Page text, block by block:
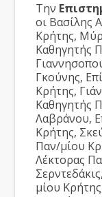
Την
οι Βασίλης
Κρήτης,
Καθηγητής
Γκούνης,
Κρήτης,
Καθηγητής
Λαβράνου,
Κρήτης,
Παν/μίου
Λέκτορας
μίου